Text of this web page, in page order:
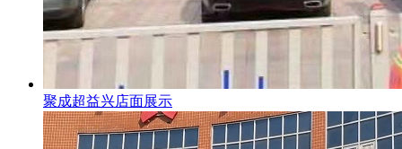
聚成超益兴店面展示